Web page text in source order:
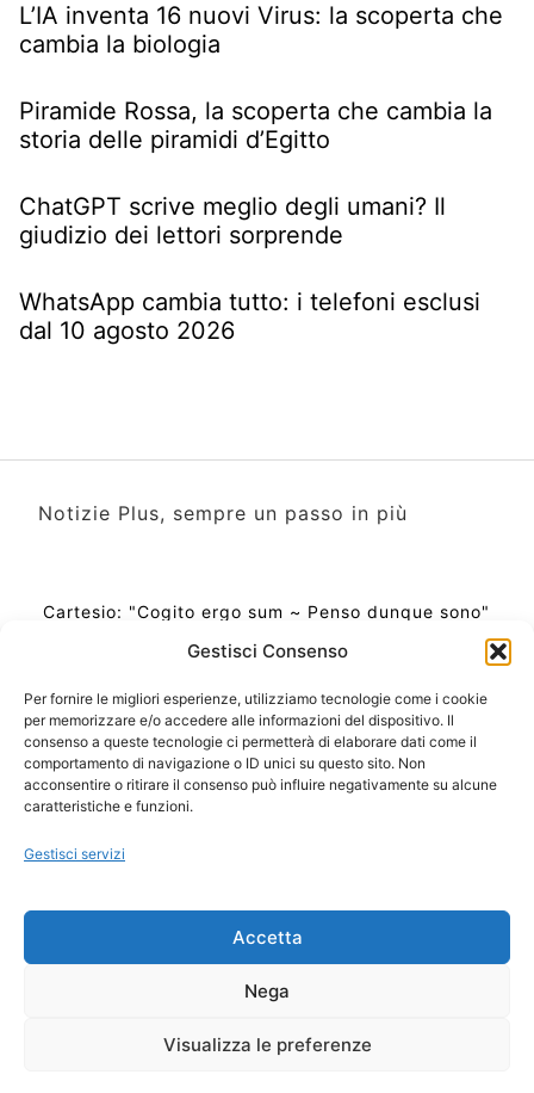
Gestisci Consenso
Per fornire le migliori esperienze, utilizziamo tecnologie come i cookie
per memorizzare e/o accedere alle informazioni del dispositivo. Il
consenso a queste tecnologie ci permetterà di elaborare dati come il
comportamento di navigazione o ID unici su questo sito. Non
acconsentire o ritirare il consenso può influire negativamente su alcune
caratteristiche e funzioni.
Gestisci servizi
Accetta
Nega
Visualizza le preferenze
L’IA inventa 16 nuovi Virus: la scoperta che
cambia la biologia
Piramide Rossa, la scoperta che cambia la
storia delle piramidi d’Egitto
ChatGPT scrive meglio degli umani? Il
giudizio dei lettori sorprende
WhatsApp cambia tutto: i telefoni esclusi
dal 10 agosto 2026
Notizie Plus, sempre un passo in più
Cartesio: "Cogito ergo sum ~ Penso dunque sono"
Ora Esatta in Italia in questo momento
Ti Senti Strano Ultimamente? Potrebbe Essere per
la Risonanza di Schumann
Come Sapere Se Stai Ascendendo alla Quinta
Copyright 2026 NotiziePlus.com
📰 Contenuto Umano Verificato
Privacy Coockie
Pubblicità